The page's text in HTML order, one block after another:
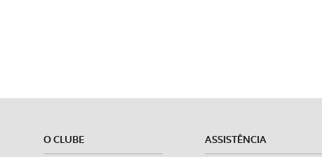
O CLUBE ASSISTÊNCIA